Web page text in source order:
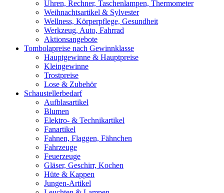
Uhren, Rechner, Taschenlampen, Thermometer
Weihnachtsartikel & Sylvester
Wellness, Körperpflege, Gesundheit
Werkzeug, Auto, Fahrrad
Aktionsangebote
Tombolapreise nach Gewinnklasse
Hauptgewinne & Hauptpreise
Kleingewinne
Trostpreise
Lose & Zubehör
Schaustellerbedarf
Aufblasartikel
Blumen
Elektro- & Technikartikel
Fanartikel
Fahnen, Flaggen, Fähnchen
Fahrzeuge
Feuerzeuge
Gläser, Geschirr, Kochen
Hüte & Kappen
Jungen-Artikel